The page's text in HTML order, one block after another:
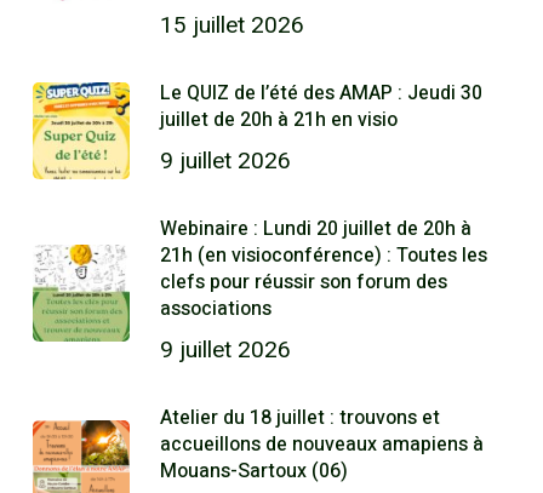
15 juillet 2026
Le QUIZ de l’été des AMAP : Jeudi 30
juillet de 20h à 21h en visio
9 juillet 2026
Webinaire : Lundi 20 juillet de 20h à
21h (en visioconférence) : Toutes les
clefs pour réussir son forum des
associations
9 juillet 2026
Atelier du 18 juillet : trouvons et
accueillons de nouveaux amapiens à
Mouans-Sartoux (06)